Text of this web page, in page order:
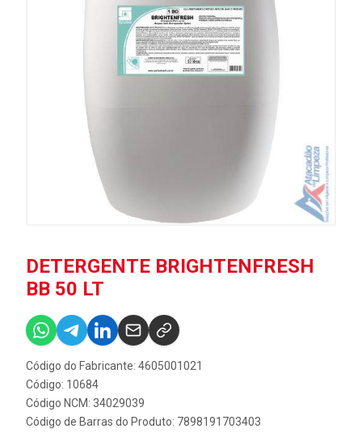
DETERGENTE BRIGHTENFRESH
BB 50 LT
Código do Fabricante: 4605001021
Código: 10684
Código NCM: 34029039
Código de Barras do Produto: 7898191703403